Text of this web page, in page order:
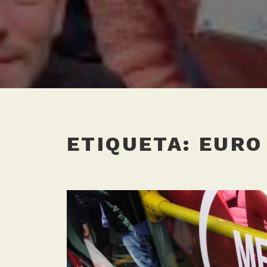
ETIQUETA: